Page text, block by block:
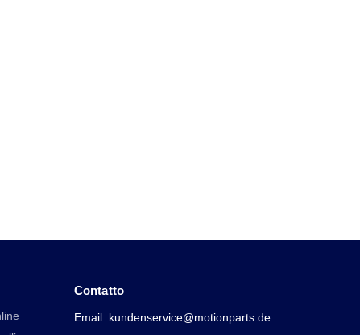
Contatto
Email: kundenservice@motionparts.de